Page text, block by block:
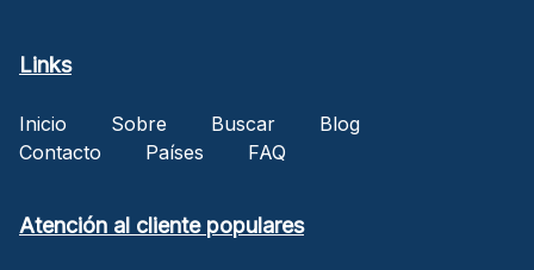
Links
Inicio Sobre Buscar
Blog
Contacto
Países FAQ
Atención al cliente populares